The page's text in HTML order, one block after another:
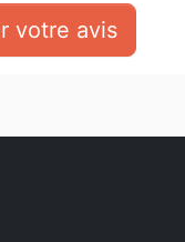
votre avis